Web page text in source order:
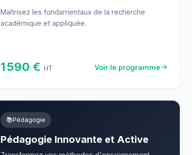
Maîtrisez les fondamentaux de la recherche
académique et appliquée.
1 590 € HT Voir le programme
📚Pédagogie
Pédagogie Innovante et Active